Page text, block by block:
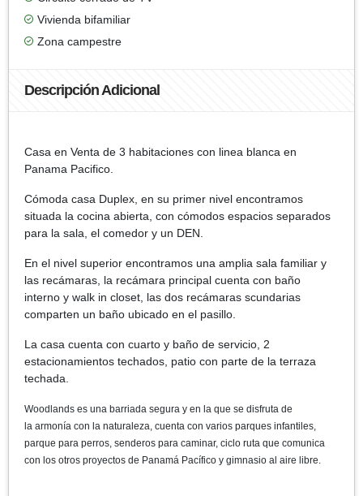
Vivienda bifamiliar
Zona campestre
Descripción Adicional
Casa en Venta de 3 habitaciones con linea blanca en
Panama Pacifico.
Cómoda casa Duplex, en su primer nivel encontramos
situada la cocina abierta, con cómodos espacios separados
para la sala, el comedor y un DEN.
En el nivel superior encontramos una amplia sala familiar y
las recámaras, la recámara principal cuenta con baño
interno y walk in closet, las dos recámaras scundarias
comparten un baño ubicado en el pasillo.
La casa cuenta con cuarto y baño de servicio, 2
estacionamientos techados, patio con parte de la terraza
techada.
Woodlands es una barriada segura y en la que se disfruta de
la armonía con la naturaleza, cuenta con varios parques infantiles,
parque para perros, senderos para caminar, ciclo ruta que comunica
con los otros proyectos de Panamá Pacífico y gimnasio al aire libre.